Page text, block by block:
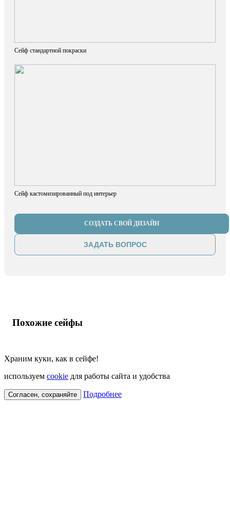
Сейф стандартной покраски
Сейф кастомизированный под интерьер
СОЗДАТЬ СВОЙ ДИЗАЙН
ЗАДАТЬ ВОПРОС
Похожие сейфы
Храним куки, как в сейфе!
используем cookie для работы сайта и удобства
Согласен, сохраняйте Подробнее